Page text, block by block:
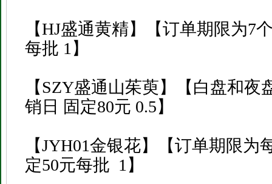
【HJ盛通黄精】【订单期限为7
每批 1】
【SZY盛通山茱萸】【白盘和夜
销日 固定80元 0.5】
【JYH01金银花】【订单期限为
定50元每批 1】